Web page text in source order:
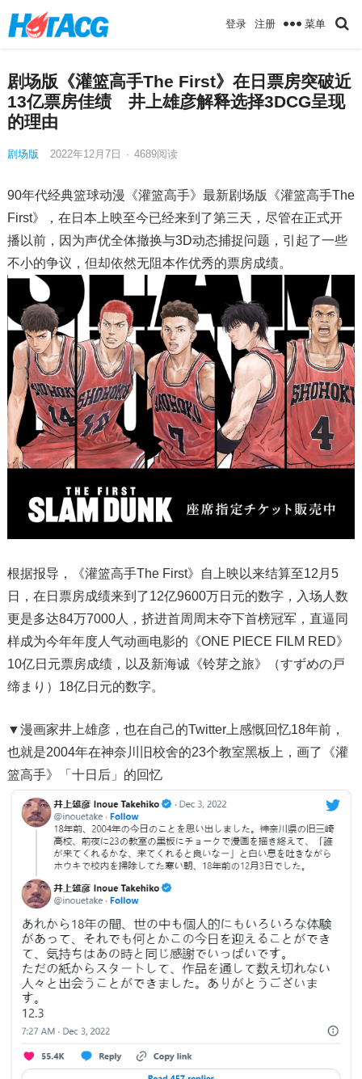
登录 注册 菜单
剧场版《灌篮高手The First》在日票房突破近
13亿票房佳绩 井上雄彦解释选择3DCG呈现
的理由
剧场版 2022年12月7日 · 4689阅读
90年代经典篮球动漫《灌篮高手》最新剧场版《灌篮高手The
First》，在日本上映至今已经来到了第三天，尽管在正式开
播以前，因为声优全体撤换与3D动态捕捉问题，引起了一些
不小的争议，但却依然无阻本作优秀的票房成绩。
根据报导，《灌篮高手The First》自上映以来结算至12月5
日，在日票房成绩来到了12亿9600万日元的数字，入场人数
更是多达84万7000人，挤进首周周末夺下首榜冠军，直逼同
样成为今年年度人气动画电影的《ONE PIECE FILM RED》
10亿日元票房成绩，以及新海诚《铃芽之旅》（すずめの戸
缔まり）18亿日元的数字。
▼漫画家井上雄彦，也在自己的Twitter上感慨回忆18年前，
也就是2004年在神奈川旧校舍的23个教室黑板上，画了《灌
篮高手》「十日后」的回忆